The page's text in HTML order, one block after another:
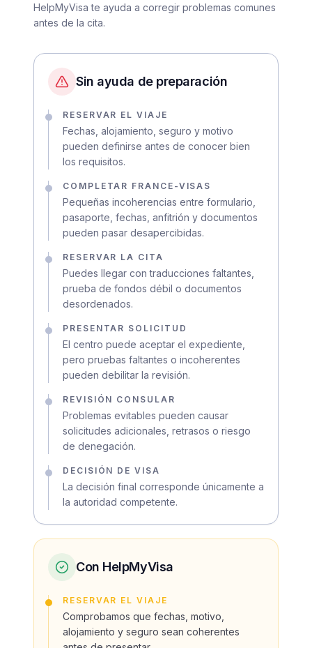
HelpMyVisa te ayuda a corregir problemas comunes
antes de la cita.
Sin ayuda de preparación
RESERVAR EL VIAJE
Fechas, alojamiento, seguro y motivo
pueden definirse antes de conocer bien
los requisitos.
COMPLETAR FRANCE-VISAS
Pequeñas incoherencias entre formulario,
pasaporte, fechas, anfitrión y documentos
pueden pasar desapercibidas.
RESERVAR LA CITA
Puedes llegar con traducciones faltantes,
prueba de fondos débil o documentos
desordenados.
PRESENTAR SOLICITUD
El centro puede aceptar el expediente,
pero pruebas faltantes o incoherentes
pueden debilitar la revisión.
REVISIÓN CONSULAR
Problemas evitables pueden causar
solicitudes adicionales, retrasos o riesgo
de denegación.
DECISIÓN DE VISA
La decisión final corresponde únicamente a
la autoridad competente.
Con HelpMyVisa
RESERVAR EL VIAJE
Comprobamos que fechas, motivo,
alojamiento y seguro sean coherentes